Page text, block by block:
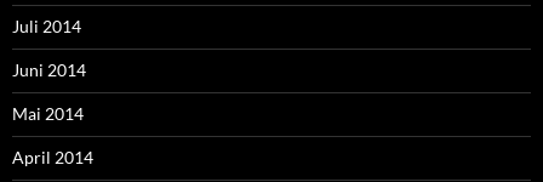
Juli 2014
Juni 2014
Mai 2014
April 2014